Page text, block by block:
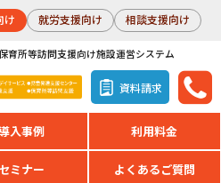
け 就労支援向け 相談支援向け
育所等訪問支援向け施設運営システム
資料請求
入事例 利用料金
セミナー よくあるご質問